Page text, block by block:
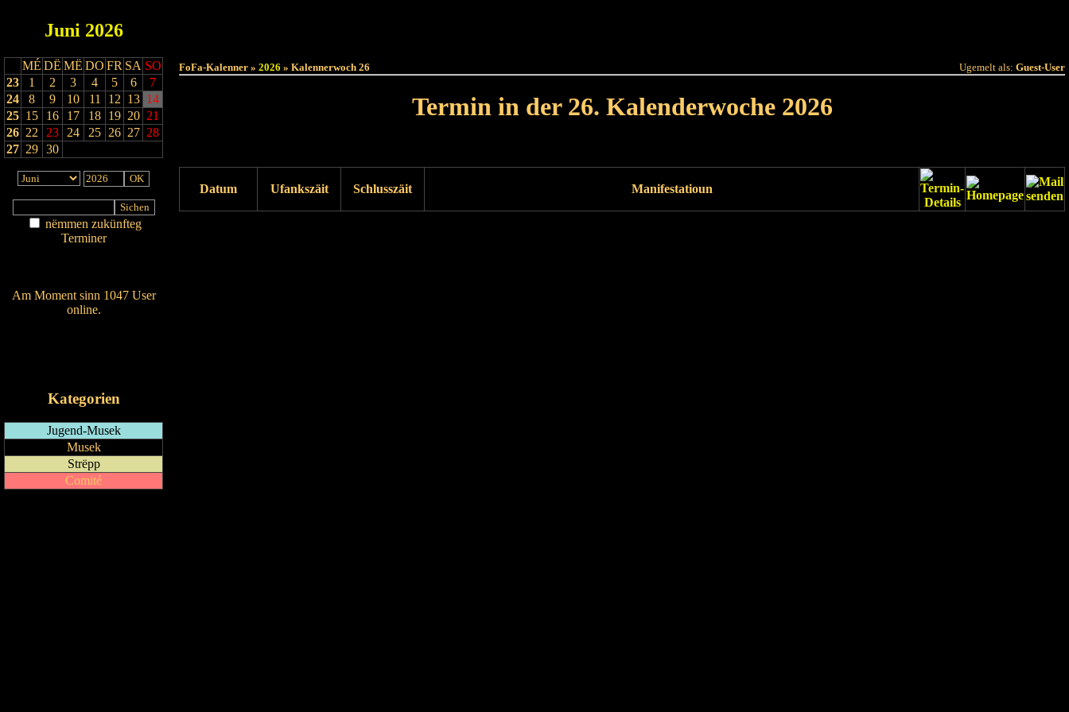
Juni 2026
MÉ DË MË DO FR SA SO
23
1 2 3 4 5 6
7
24
8 9 10 11 12 13 14
25 15 16 17 18 19 20 21
26 22 23 24 25 26 27 28
27 29 30
nëmmen zukünfteg
Terminer
Am Moment sinn 1047 User
online.
Kategorien
Jugend-Musek
Musek
Strëpp
Comité
FoFa-Kalenner » 2026 » Kalennerwoch 26 Ugemelt als: Guest-User
Termin in der 26. Kalenderwoche 2026
Datum Ufankszäit Schlusszäit Manifestatioun